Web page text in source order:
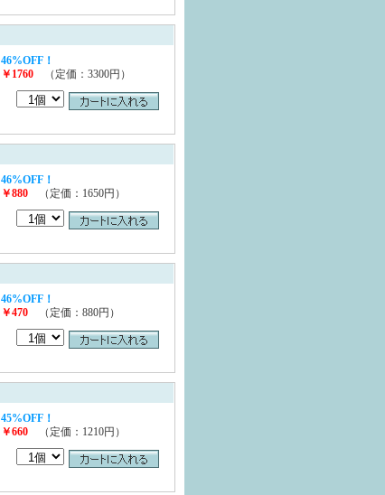
46%OFF！
￥1760 （定価：3300円）
46%OFF！
￥880 （定価：1650円）
46%OFF！
￥470 （定価：880円）
45%OFF！
￥660 （定価：1210円）